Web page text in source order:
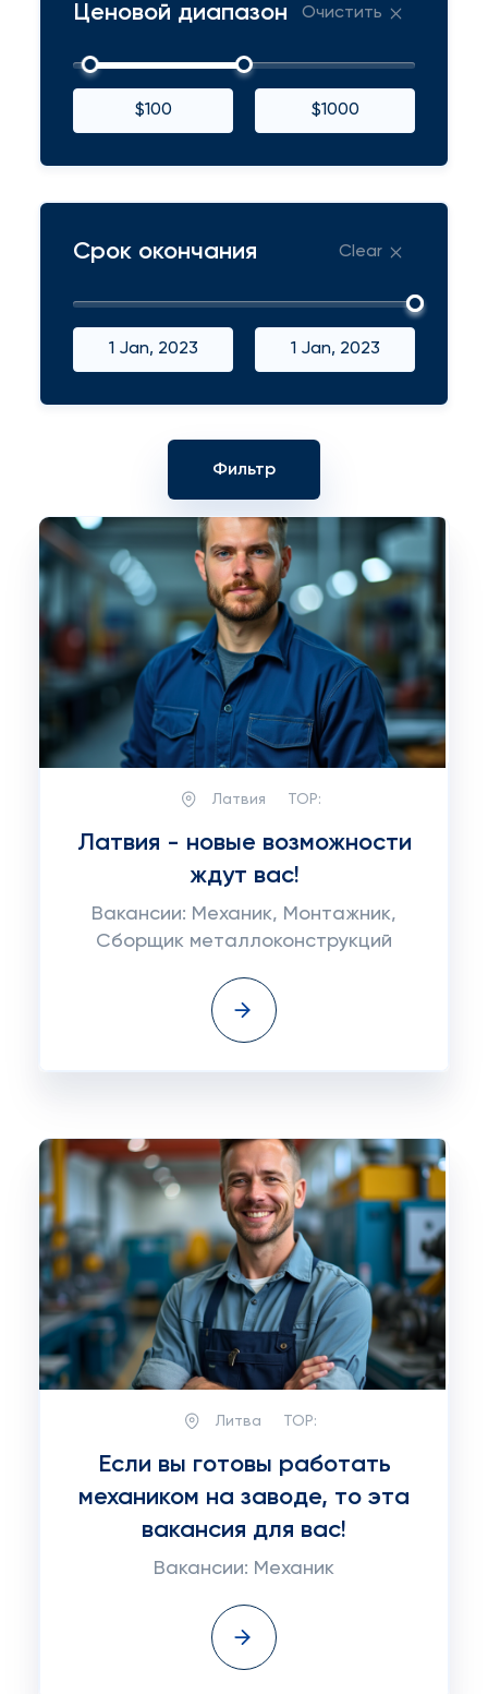
Ценовой диапазон Очистить
$100 $1000
Срок окончания Clear
1 Jan, 2023 1 Jan, 2023
Латвия TOP:
Латвия - новые возможности
ждут вас!
Вакансии: Механик, Монтажник,
Сборщик металлоконструкций
Литва TOP:
Если вы готовы работать
механиком на заводе, то эта
вакансия для вас!
Вакансии: Механик